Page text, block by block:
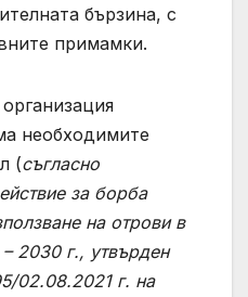
бързина, с
примамки.
необходимите
(съгласно
за борба
на отрови в
2030 г., утвърден
02.08.2021 г. на